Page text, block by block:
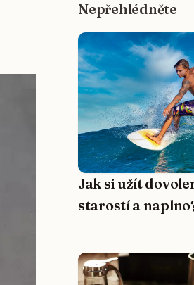
Nepřehlédněte
Jak si užít
starostí a